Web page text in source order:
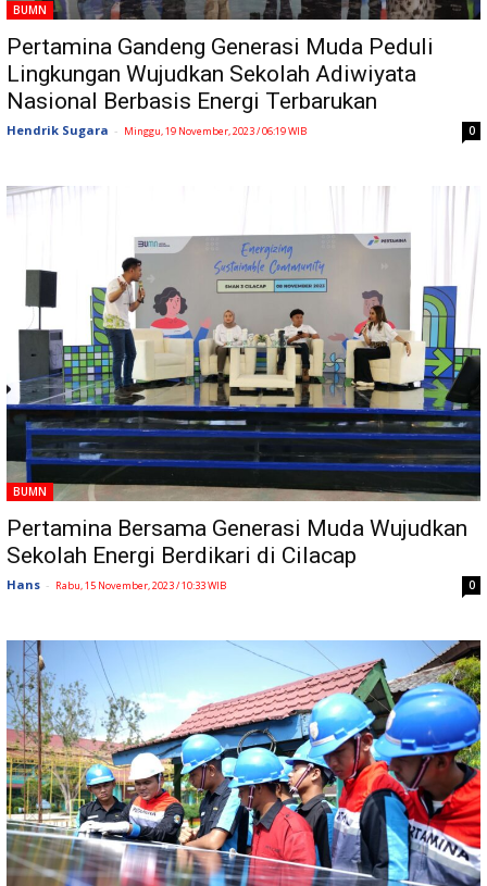
BUMN
Pertamina Gandeng Generasi Muda Peduli
Lingkungan Wujudkan Sekolah Adiwiyata
Nasional Berbasis Energi Terbarukan
Hendrik Sugara - Minggu, 19 November, 2023 / 06:19 WIB 0
BUMN
Pertamina Bersama Generasi Muda Wujudkan
Sekolah Energi Berdikari di Cilacap
Hans - Rabu, 15 November, 2023 / 10:33 WIB 0